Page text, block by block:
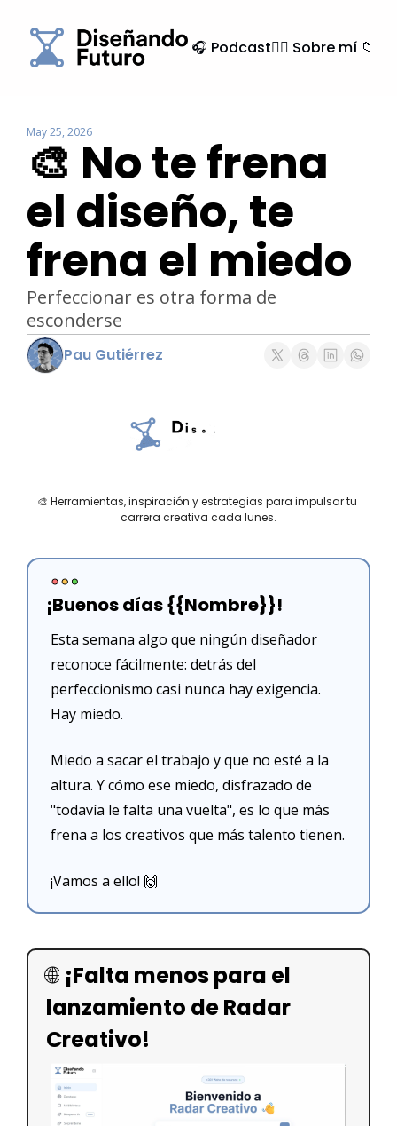
🎧 Podcast🙍‍♂️ Sobre mí 📁
May 25, 2026
🎨 No te frena
el diseño, te
frena el miedo
Perfeccionar es otra forma de
esconderse
Pau Gutiérrez
🎨 Herramientas, inspiración y estrategias para impulsar tu
carrera creativa cada lunes.
¡Buenos días {{Nombre}}!
Esta semana algo que ningún diseñador
reconoce fácilmente: detrás del
perfeccionismo casi nunca hay exigencia.
Hay miedo.
Miedo a sacar el trabajo y que no esté a la
altura. Y cómo ese miedo, disfrazado de
"todavía le falta una vuelta", es lo que más
frena a los creativos que más talento tienen.
¡Vamos a ello! 🙌
🌐 ¡Falta menos para el
lanzamiento de Radar
Creativo!